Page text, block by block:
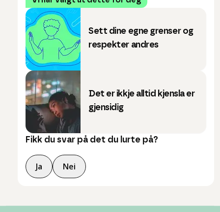
Sett dine egne grenser og
respekter andres
Det er ikkje alltid kjensla er
gjensidig
Fikk du svar på det du lurte på?
Ja Nei